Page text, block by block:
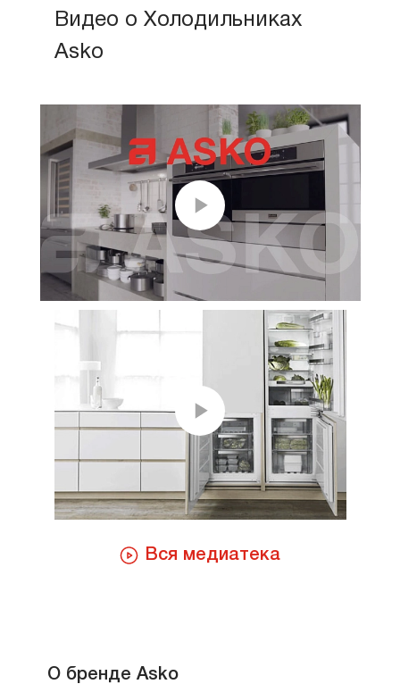
Видео о Холодильниках
Asko
Вся медиатека
О бренде Asko